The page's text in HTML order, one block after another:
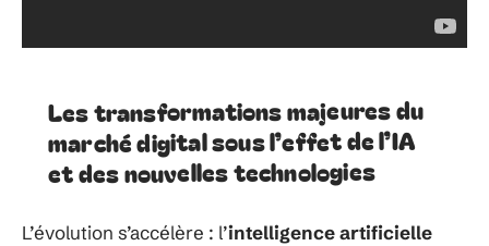
Les transformations majeures du
marché digital sous l’effet de l’IA
et des nouvelles technologies
L’évolution s’accélère : l’intelligence artificielle